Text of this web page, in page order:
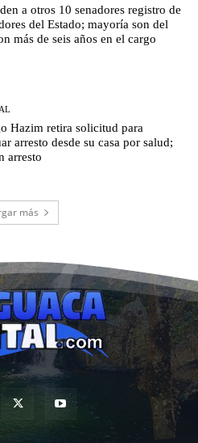
a otros 10 senadores registro de
del Estado; mayoría son del
más de seis años en el cargo
Hazim retira solicitud para
arresto desde su casa por salud;
arresto
más